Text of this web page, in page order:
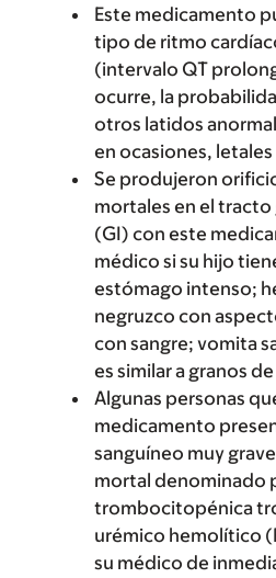
Este medicamento
tipo de ritmo
(intervalo QT
ocurre, la
otros latidos
en ocasiones,
Se produjeron
mortales en el
(GI) con este
médico si su hijo
estómago intenso;
negruzco con
con sangre; vomita
es similar a granos
Algunas personas
medicamento
sanguíneo muy
mortal denominado
trombocitopénica
urémico hemolítico
su médico de